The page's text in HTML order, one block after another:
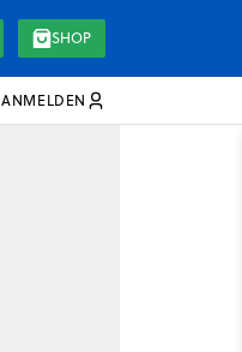
SHOP
ANMELDEN